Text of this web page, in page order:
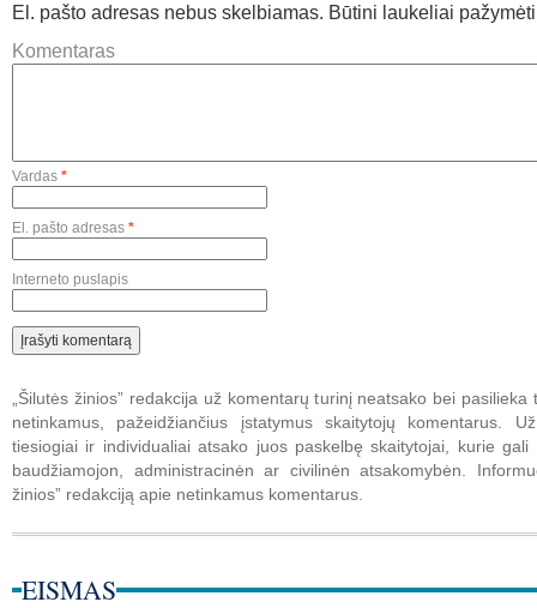
El. pašto adresas nebus skelbiamas. Būtini laukeliai
Komentaras
Vardas *
El. pašto adresas *
Interneto puslapis
„Šilutės žinios” redakcija už komentarų turinį neatsako bei pasilieka
netinkamus, pažeidžiančius įstatymus skaitytojų komentarus.
tiesiogiai ir individualiai atsako juos paskelbę skaitytojai, kurie gali
baudžiamojon, administracinėn ar civilinėn atsakomybėn.
žinios” redakciją apie netinkamus komentarus.
EISMAS